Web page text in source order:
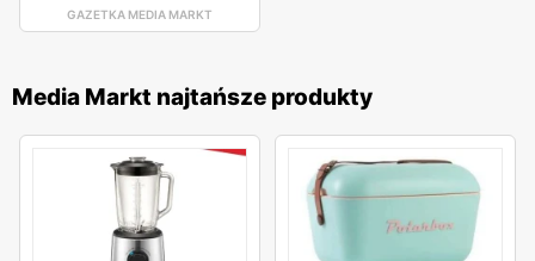
GAZETKA MEDIA MARKT
Media Markt najtańsze produkty